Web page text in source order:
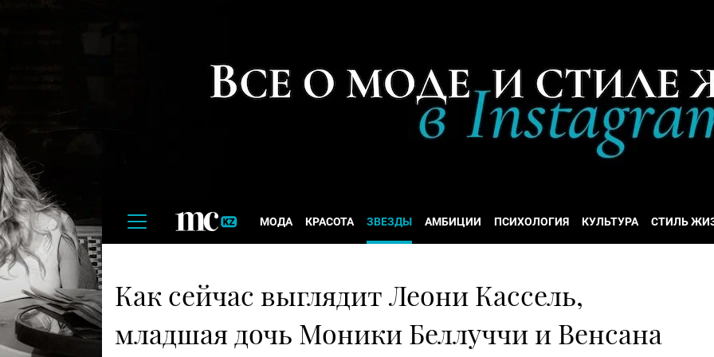
МОДА КРАСОТА ЗВЕЗДЫ АМБИЦИИ ПСИХОЛОГИЯ КУЛЬТУРА СТИЛЬ
Как сейчас выглядит Леони Кассель,
младшая дочь Моники Беллуччи и Венсана